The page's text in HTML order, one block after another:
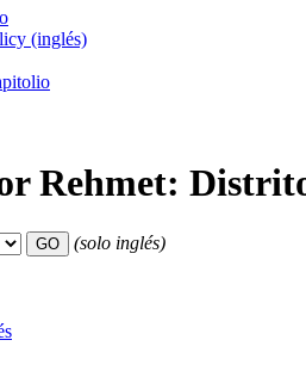
(inglés)
Rehmet:
(solo inglés)